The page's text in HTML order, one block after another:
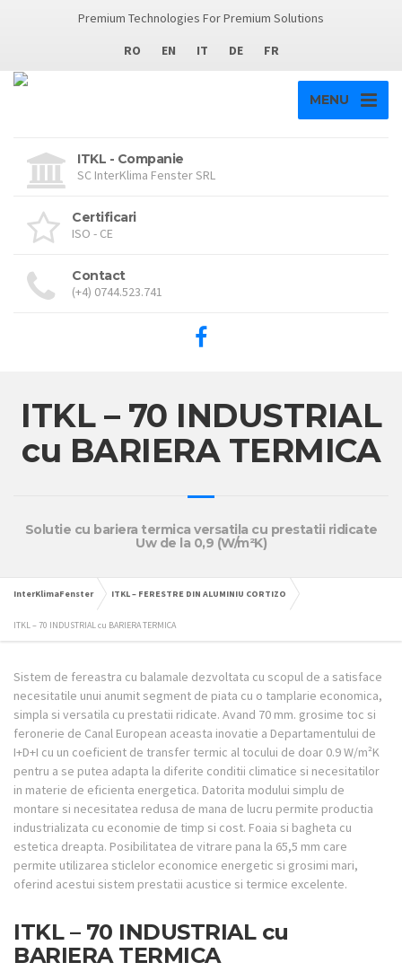
Premium Technologies For Premium Solutions
RO
EN IT DE FR
MENU
ITKL - Companie
SC InterKlima Fenster SRL
Certificari
ISO - CE
Contact
(+4) 0744.523.741
ITKL – 70 INDUSTRIAL
cu BARIERA TERMICA
Solutie cu bariera termica versatila cu prestatii ridicate
Uw de la 0,9 (W/m²K)
InterKlimaFenster ITKL – FERESTRE DIN ALUMINIU CORTIZO
ITKL – 70 INDUSTRIAL cu BARIERA TERMICA
Sistem de fereastra cu balamale dezvoltata cu scopul de a satisface
necesitatile unui anumit segment de piata cu o tamplarie economica,
simpla si versatila cu prestatii ridicate. Avand 70 mm. grosime toc si
feronerie de Canal European aceasta inovatie a Departamentului de
I+D+I cu un coeficient de transfer termic al tocului de doar 0.9 W/m²K
pentru a se putea adapta la diferite conditii climatice si necesitatilor
in materie de eficienta energetica. Datorita modului simplu de
montare si necesitatea redusa de mana de lucru permite productia
industrializata cu economie de timp si cost. Foaia si bagheta cu
estetica dreapta. Posibilitatea de vitrare pana la 65,5 mm care
permite utilizarea sticlelor economice energetic si grosimi mari,
oferind acestui sistem prestatii acustice si termice excelente.
ITKL – 70 INDUSTRIAL cu
BARIERA TERMICA